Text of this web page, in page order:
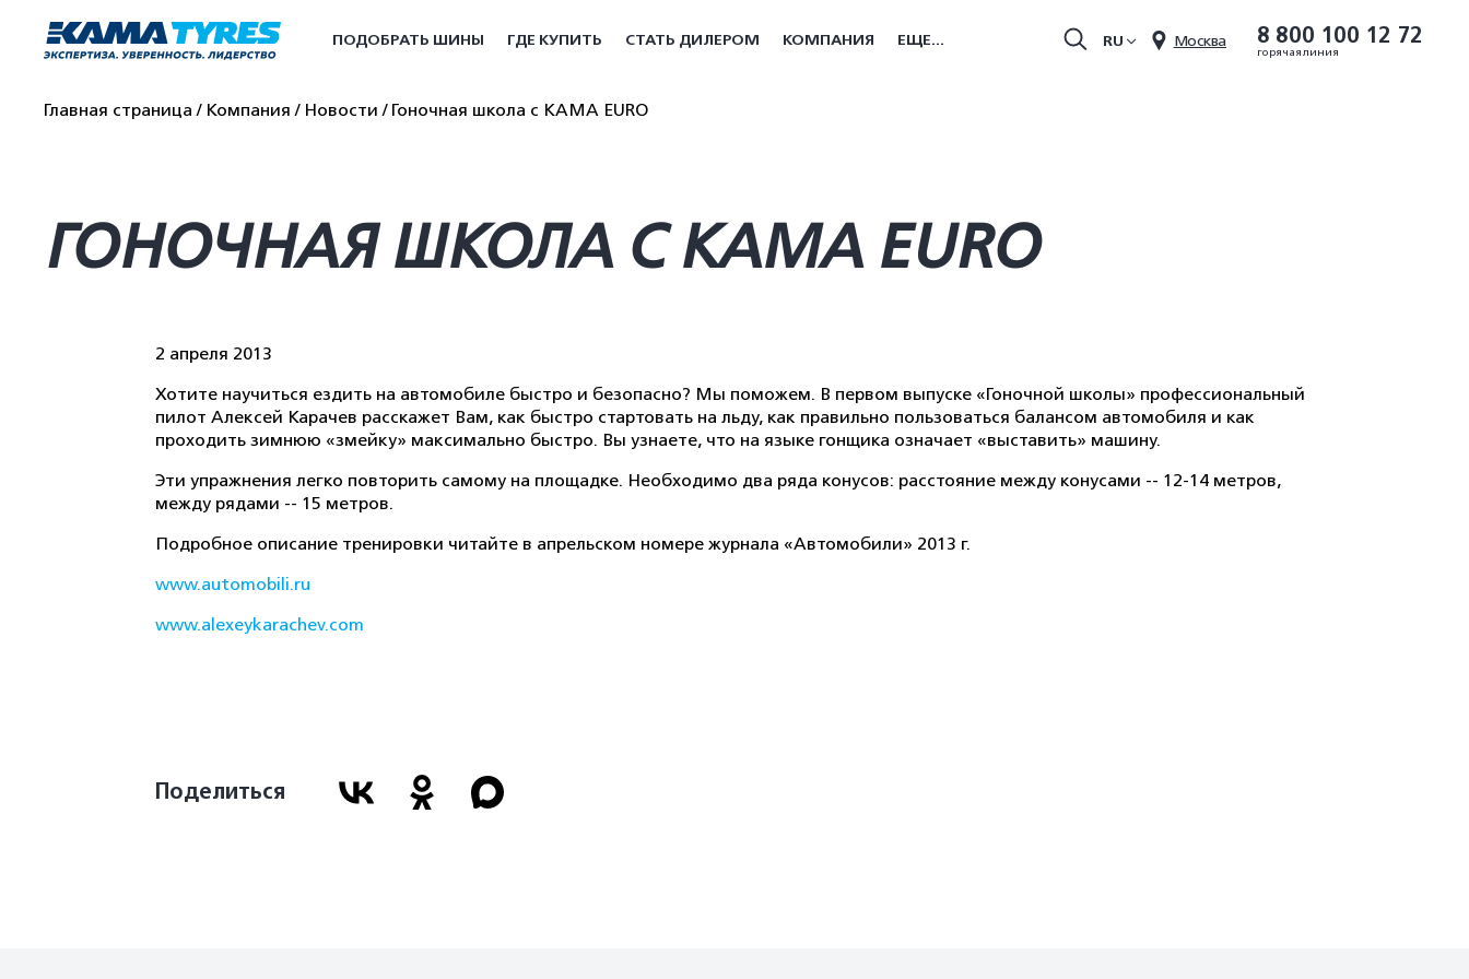
8 800 100 12 72
горячая линия
Москва
RU
ПОДОБРАТЬ ШИНЫ ГДЕ КУПИТЬ СТАТЬ ДИЛЕРОМ КОМПАНИЯ ЕЩЕ...
Главная страница Компания Новости Гоночная школа с КАМА EURO
ГОНОЧНАЯ ШКОЛА С КАМА EURO
2 апреля 2013
Хотите научиться ездить на автомобиле быстро и безопасно? Мы поможем. В первом выпуске «Гоночной школы» профессиональный
пилот Алексей Карачев расскажет Вам, как быстро стартовать на льду, как правильно пользоваться балансом автомобиля и как
проходить зимнюю «змейку» максимально быстро. Вы узнаете, что на языке гонщика означает «выставить» машину.
Эти упражнения легко повторить самому на площадке. Необходимо два ряда конусов: расстояние между конусами -- 12-14 метров,
между рядами -- 15 метров.
Подробное описание тренировки читайте в апрельском номере журнала «Автомобили» 2013 г.
www.automobili.ru
www.alexeykarachev.com
Поделиться